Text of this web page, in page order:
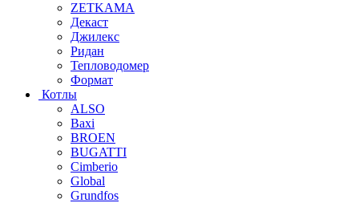
ZETKAMA
Декаст
Джилекс
Ридан
Тепловодомер
Формат
Котлы
ALSO
Baxi
BROEN
BUGATTI
Cimberio
Global
Grundfos